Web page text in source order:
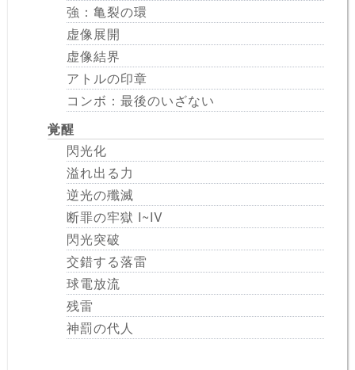
強：亀裂の環
虚像展開
虚像結界
アトルの印章
コンボ：最後のいざない
覚醒
閃光化
溢れ出る力
逆光の殲滅
断罪の牢獄 I~IV
閃光突破
交錯する落雷
球電放流
残雷
神罰の代人